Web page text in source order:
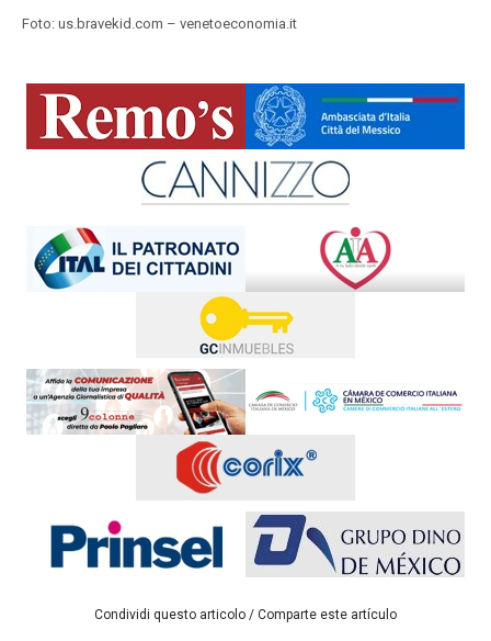
Foto: us.bravekid.com – venetoeconomia.it
Condividi questo articolo / Comparte este artículo